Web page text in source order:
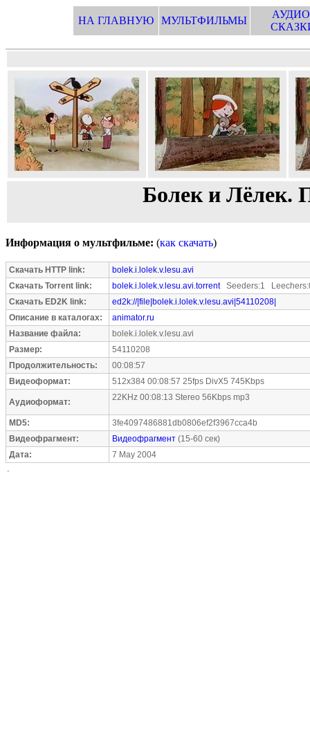
НА ГЛАВНУЮ МУЛЬТФИЛЬМЫ
Болек и Лёлек.
Информация о мультфильме: (как скачать)
Скачать HTTP link:
bolek.i.lolek.v.lesu.avi
Скачать Torrent link:
bolek.i.lolek.v.lesu.avi.torrentSeeders:1
Скачать ED2K link:
ed2k://|file|bolek.i.lolek.v.lesu.avi|54110208|
Описание в каталогах:
animator.ru
Название файла:
bolek.i.lolek.v.lesu.avi
Размер:
54110208
Продолжительность:
00:08:57
Видеоформат:
512x384 00:08:57 25fps DivX5 745Kbps
Аудиоформат: 22KHz 00:08:13 Stereo 56Kbps mp3
MD5:
3fe4097486881db0806ef2f3967cca4b
Видеофрагмент:
Видеофрагмент (15-60 сек)
Дата:
7 May 2004